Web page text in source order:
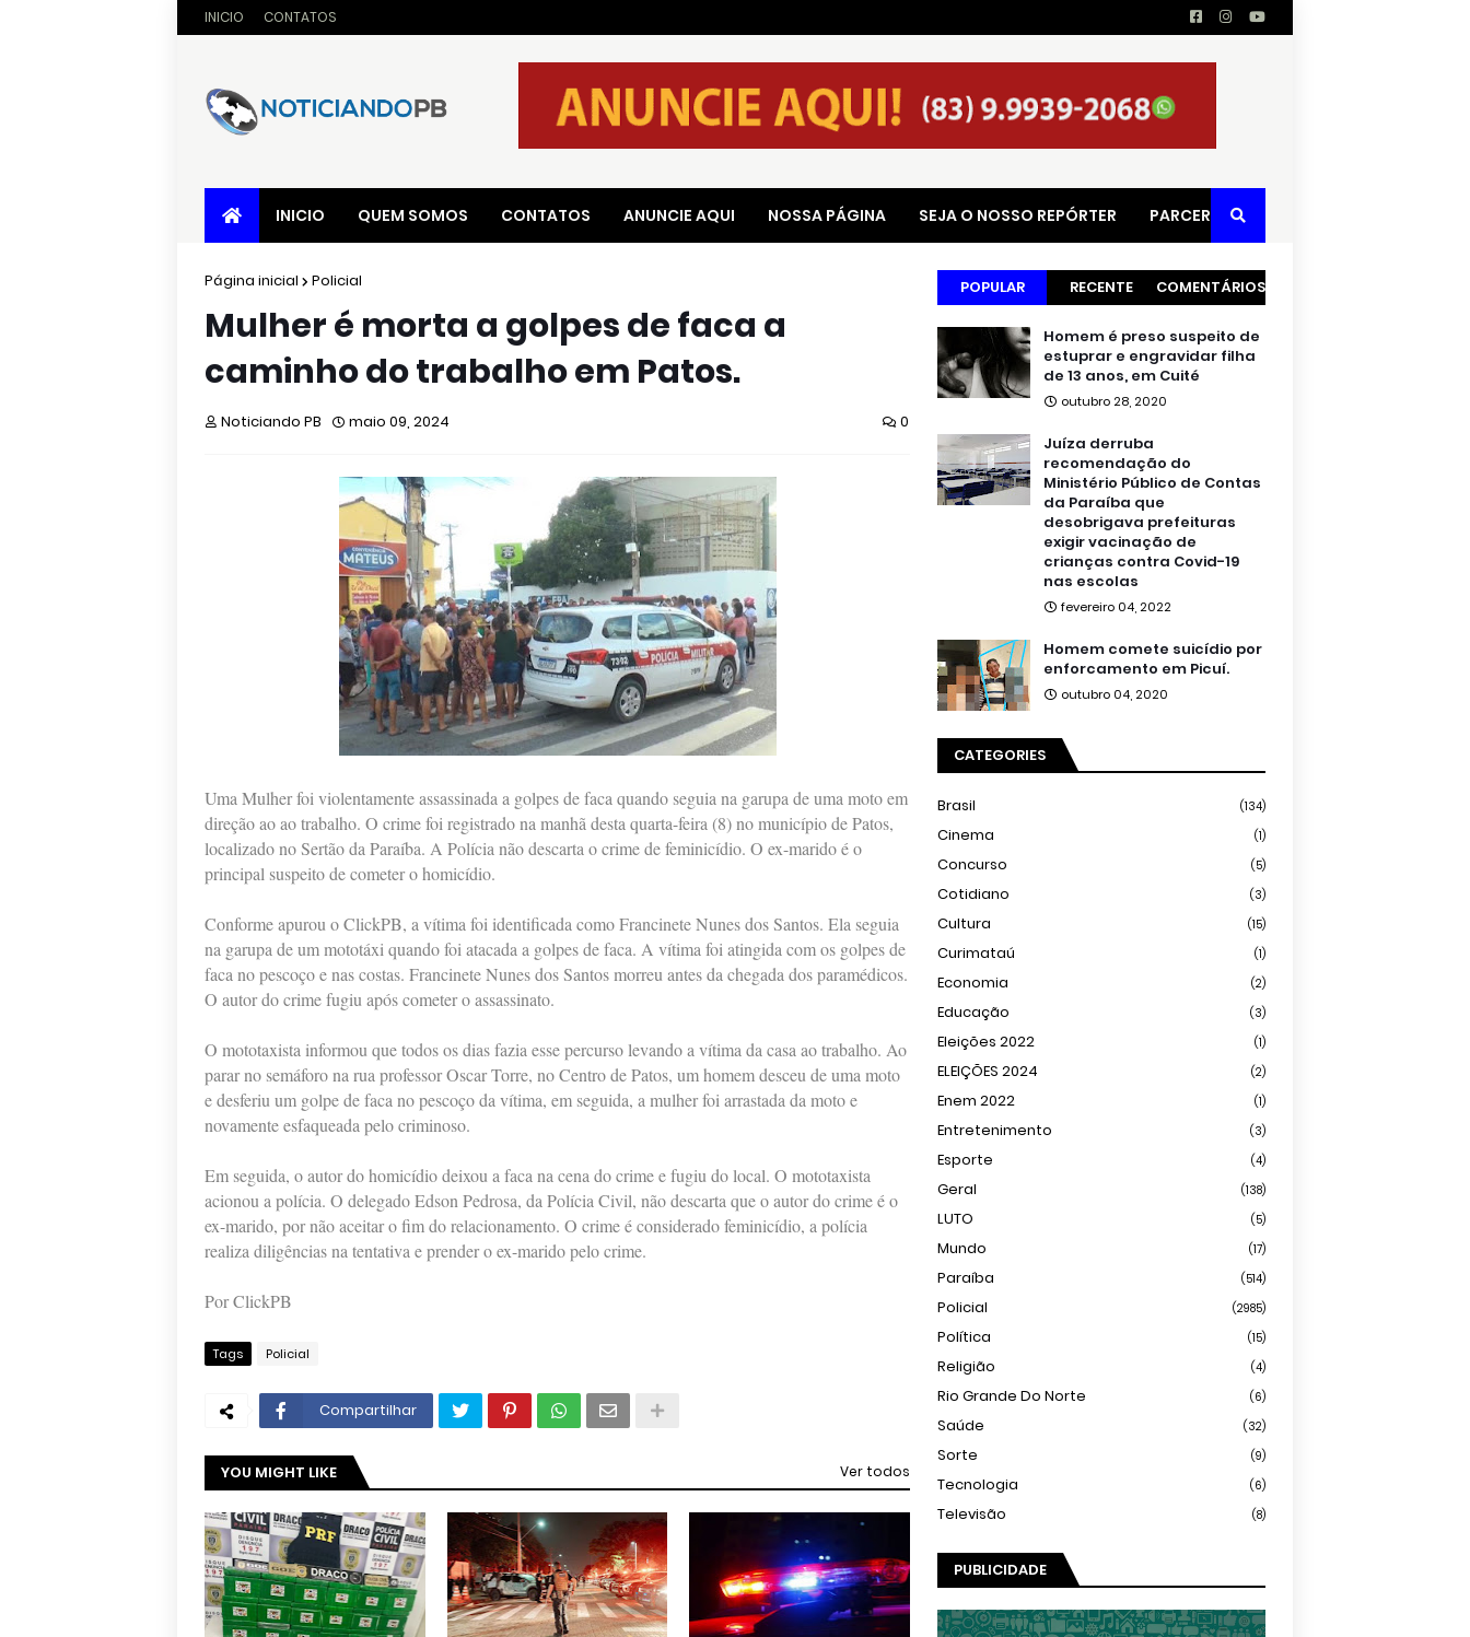
INICIO CONTATOS
INICIO QUEM SOMOS CONTATOS ANUNCIE AQUI NOSSA PÁGINA SEJA O NOSSO REPÓRTER PARCERIAS
Página inicial Policial
Mulher é morta a golpes de faca a
caminho do trabalho em Patos.
Noticiando PB maio 09, 2024 0
Uma Mulher foi violentamente assassinada a golpes de faca quando seguia na garupa de uma moto em
direção ao ao trabalho. O crime foi registrado na manhã desta quarta-feira (8) no município de Patos,
localizado no Sertão da Paraíba. A Polícia não descarta o crime de feminicídio. O ex-marido é o
principal suspeito de cometer o homicídio.
Conforme apurou o ClickPB, a vítima foi identificada como Francinete Nunes dos Santos. Ela seguia
na garupa de um mototáxi quando foi atacada a golpes de faca. A vítima foi atingida com os golpes de
faca no pescoço e nas costas. Francinete Nunes dos Santos morreu antes da chegada dos paramédicos.
O autor do crime fugiu após cometer o assassinato.
O mototaxista informou que todos os dias fazia esse percurso levando a vítima da casa ao trabalho. Ao
parar no semáforo na rua professor Oscar Torre, no Centro de Patos, um homem desceu de uma moto
e desferiu um golpe de faca no pescoço da vítima, em seguida, a mulher foi arrastada da moto e
novamente esfaqueada pelo criminoso.
Em seguida, o autor do homicídio deixou a faca na cena do crime e fugiu do local. O mototaxista
acionou a polícia. O delegado Edson Pedrosa, da Polícia Civil, não descarta que o autor do crime é o
ex-marido, por não aceitar o fim do relacionamento. O crime é considerado feminicídio, a polícia
realiza diligências na tentativa e prender o ex-marido pelo crime.
Por ClickPB
Tags Policial
Compartilhar
YOU MIGHT LIKE Ver todos
POPULAR RECENTE COMENTÁRIOS
Homem é preso suspeito de
estuprar e engravidar filha
de 13 anos, em Cuité
outubro 28, 2020
Juíza derruba
recomendação do
Ministério Público de Contas
da Paraíba que
desobrigava prefeituras
exigir vacinação de
crianças contra Covid-19
nas escolas
fevereiro 04, 2022
Homem comete suicídio por
enforcamento em Picuí.
outubro 04, 2020
CATEGORIES
Brasil (134)
Cinema (1)
Concurso (5)
Cotidiano (3)
Cultura (15)
Curimataú (1)
Economia (2)
Educação (3)
Eleições 2022 (1)
ELEIÇÕES 2024 (2)
Enem 2022 (1)
Entretenimento (3)
Esporte (4)
Geral (138)
LUTO (5)
Mundo (17)
Paraíba (514)
Policial (2985)
Política (15)
Religião (4)
Rio Grande Do Norte (6)
Saúde (32)
Sorte (9)
Tecnologia (6)
Televisão (8)
PUBLICIDADE